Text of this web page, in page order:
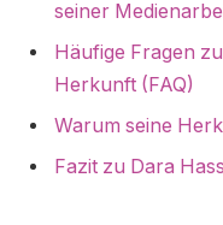
seiner
Häufige Fragen
Herkunft (FAQ)
Warum seine
Fazit zu Dara